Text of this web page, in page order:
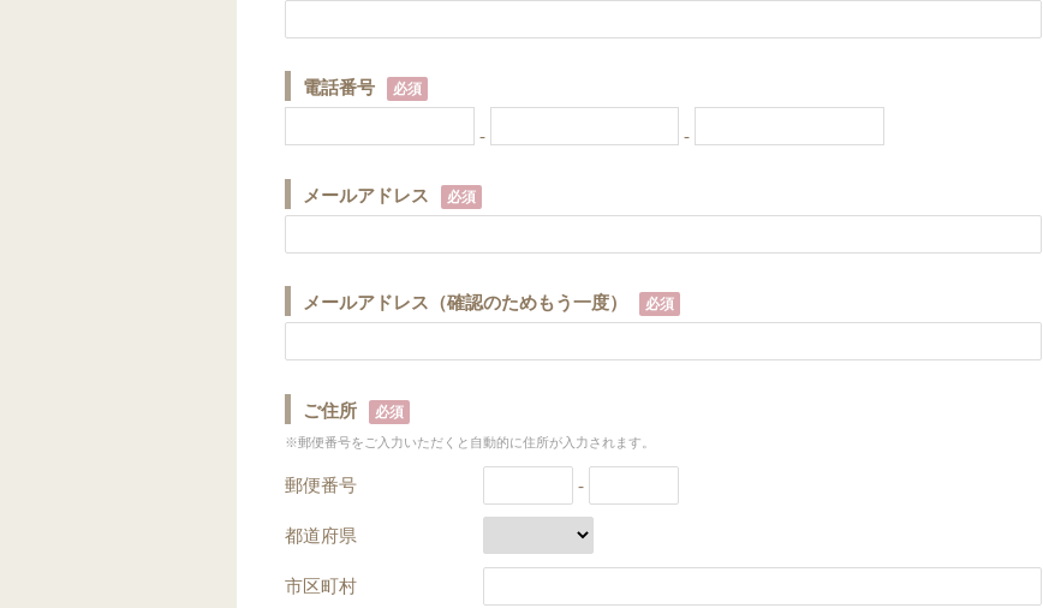
電話番号 必須
- -
メールアドレス 必須
メールアドレス（確認のためもう一度） 必須
ご住所 必須
※郵便番号をご入力いただくと自動的に住所が入力されます。
郵便番号 -
都道府県
市区町村